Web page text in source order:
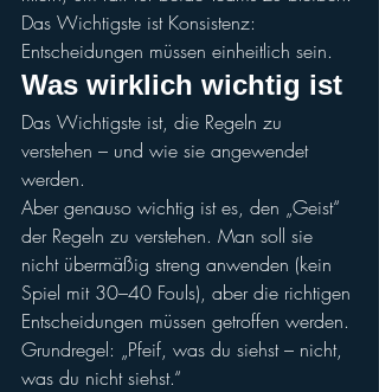
Das Wichtigste ist Konsistenz:
Entscheidungen müssen einheitlich sein.
Was wirklich wichtig ist
Das Wichtigste ist, die Regeln zu
verstehen – und wie sie angewendet
werden.
Aber genauso wichtig ist es, den „Geist“
der Regeln zu verstehen. Man soll sie
nicht übermäßig streng anwenden (kein
Spiel mit 30–40 Fouls), aber die richtigen
Entscheidungen müssen getroffen werden.
Grundregel: „Pfeif, was du siehst – nicht,
was du nicht siehst.“